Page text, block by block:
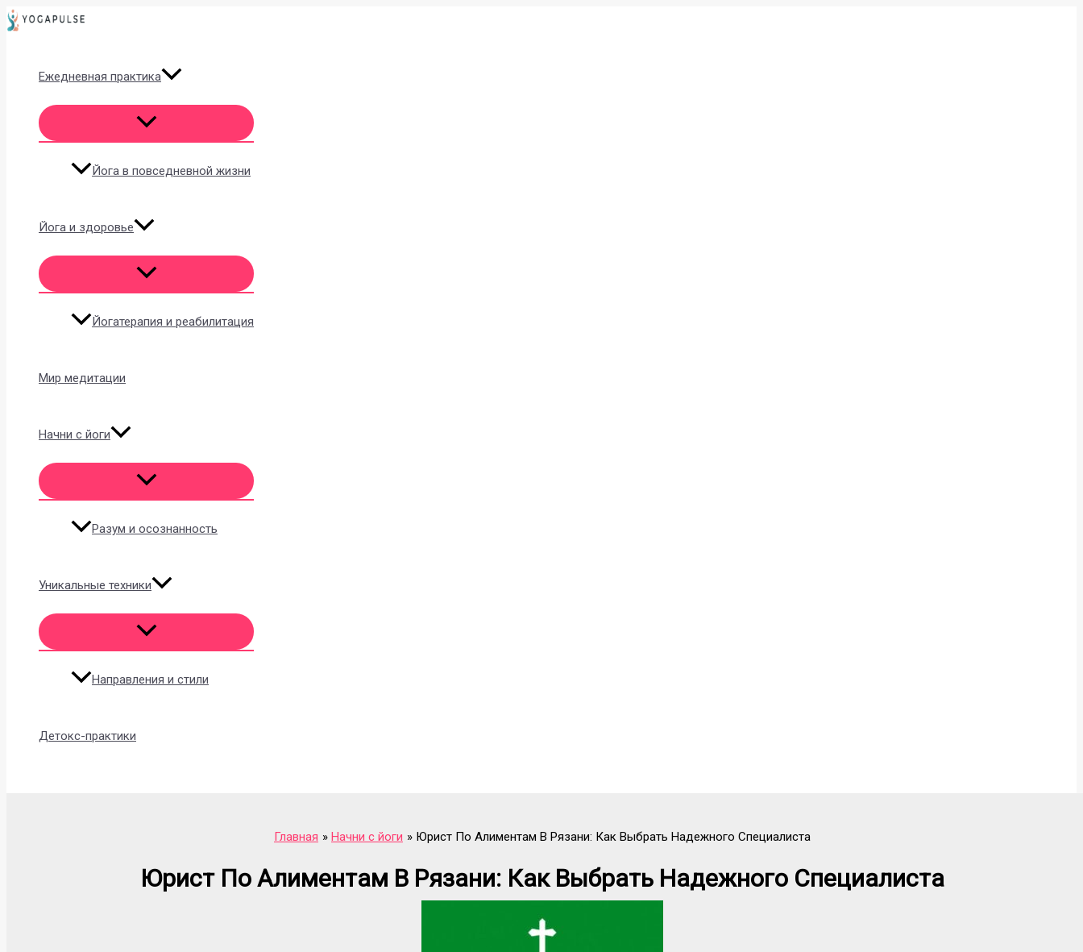
Перейти
к
Ежедневная практика
Йога в повседневной жизни
Йога и здоровье
Йогатерапия и реабилитация
Мир медитации
Начни с йоги
Разум и осознанность
Уникальные техники
Направления и стили
Детокс-практики
Главная Начни с йоги Юрист По Алиментам В Рязани: Как Выбрать Надежного Специалиста
Юрист По Алиментам В Рязани: Как Выбрать Надежного Специалиста